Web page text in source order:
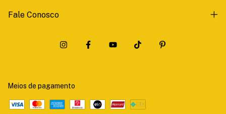
Fale Conosco
Meios de pagamento